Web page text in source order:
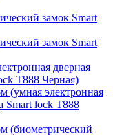
замок Smart
замок Smart
дверная
T888 Черная)
(умная электронная
Smart lock T888
(биометрический